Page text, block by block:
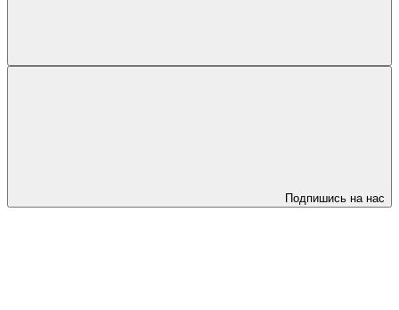
Подпишись на нас